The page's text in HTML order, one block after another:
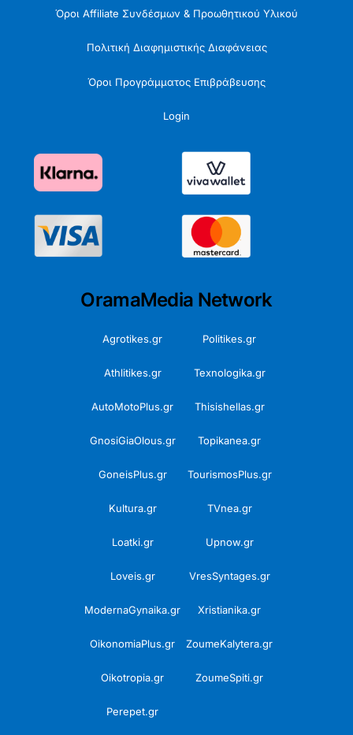
Όροι Affiliate Συνδέσμων & Προωθητικού Υλικού
Πολιτική Διαφημιστικής Διαφάνειας
Όροι Προγράμματος Επιβράβευσης
Login
OramaMedia Network
Agrotikes.gr Politikes.gr
Athlitikes.gr Texnologika.gr
AutoMotoPlus.gr Thisishellas.gr
GnosiGiaOlous.gr Topikanea.gr
GoneisPlus.gr TourismosPlus.gr
Kultura.gr TVnea.gr
Loatki.gr Upnow.gr
Loveis.gr VresSyntages.gr
ModernaGynaika.gr Xristianika.gr
OikonomiaPlus.gr ZoumeKalytera.gr
Oikotropia.gr ZoumeSpiti.gr
Perepet.gr